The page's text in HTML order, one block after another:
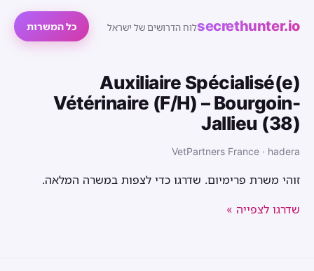
secrethunter.ioלוח הדרושים של ישראל כל המשרות
Auxiliaire Spécialisé(e)
Vétérinaire (F/H) – Bourgoin-
Jallieu (38)
VetPartners France · hadera
זוהי משרת פרימיום. שדרגו כדי לצפות במשרה המלאה.
שדרגו לצפייה »